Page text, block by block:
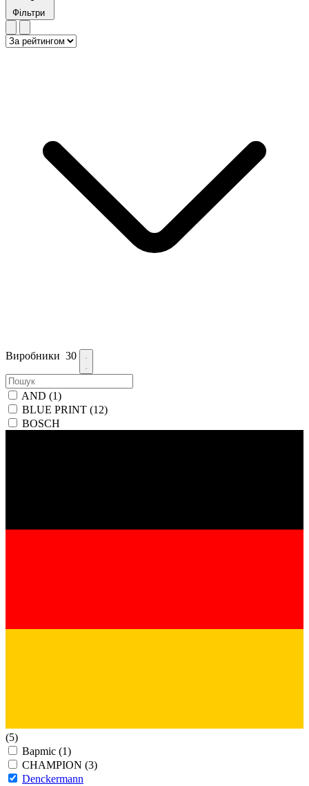
Фільтри
Виробники 30
AND (1)
BLUE PRINT (12)
BOSCH
(5)
Bapmic (1)
CHAMPION (3)
Denckermann